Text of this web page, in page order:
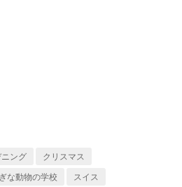
ング
クリスマス
な動物の学校
スイス